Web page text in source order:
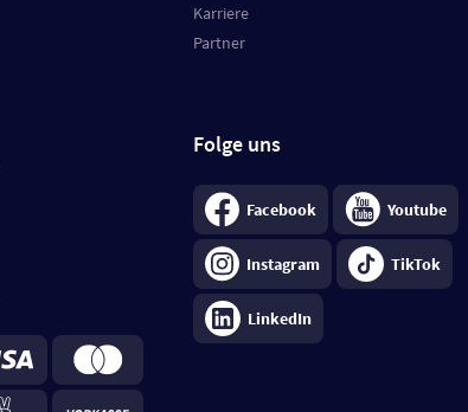
Karriere
Partner
Folge uns
Facebook Youtube
Instagram TikTok
LinkedIn